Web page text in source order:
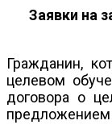
Заявки на
Гражданин,
целевом
договора о
предложением